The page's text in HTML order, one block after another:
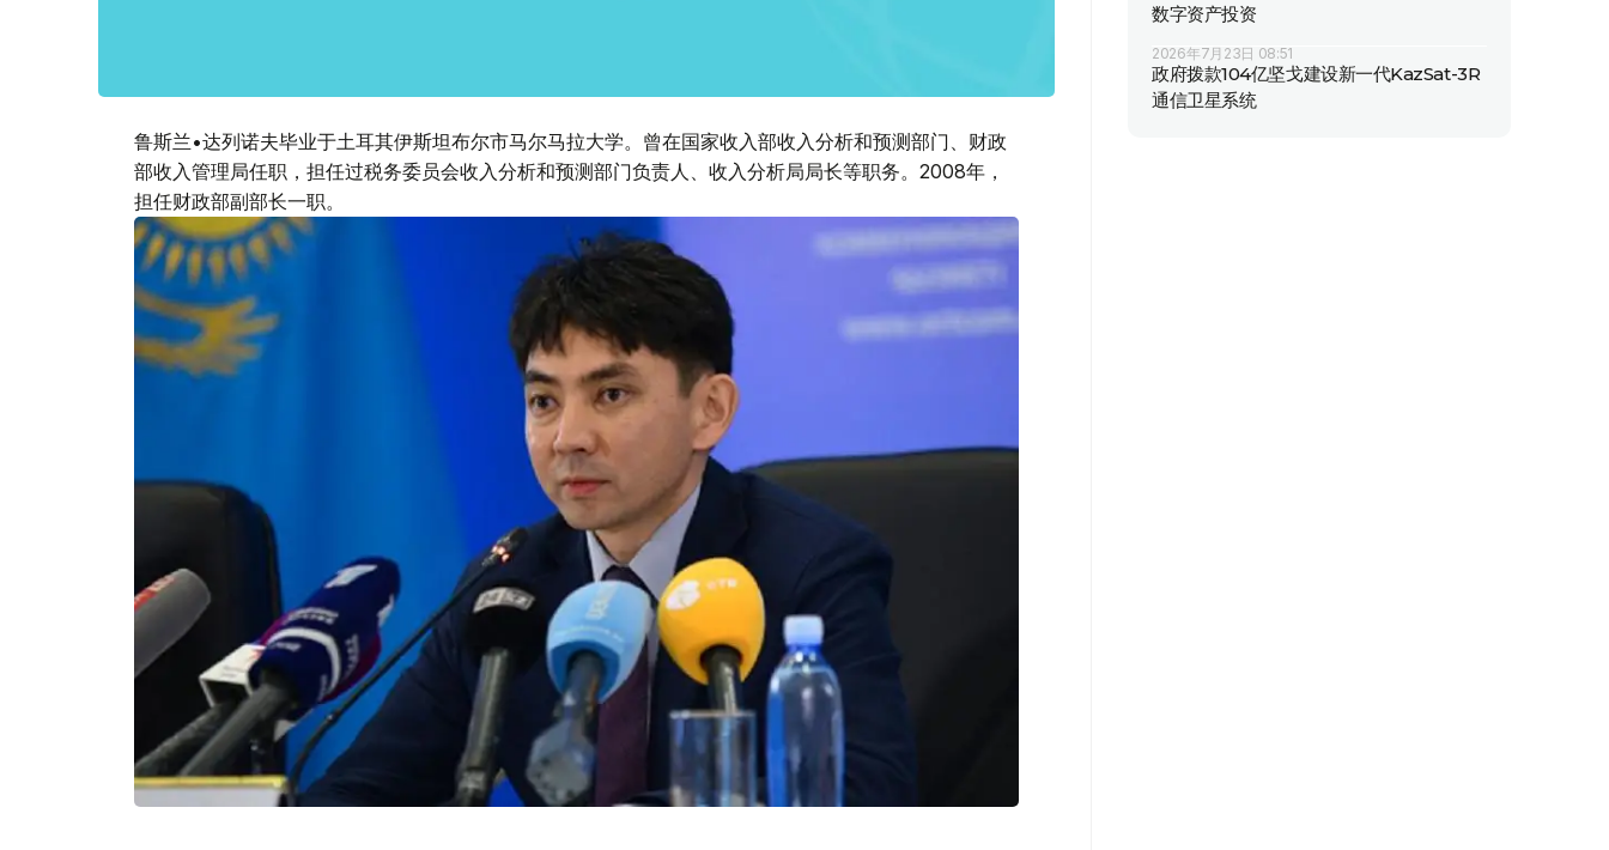
鲁斯兰•达列诺夫毕业于土耳其伊斯坦布尔市马尔马拉大学。曾在国家收入部收入分析和预测部门、财政
部收入管理局任职，担任过税务委员会收入分析和预测部门负责人、收入分析局局长等职务。2008年，
担任财政部副部长一职。
数字资产投资
2026年7月23日 08:51
政府拨款104亿坚戈建设新一代KazSat-3R
通信卫星系统